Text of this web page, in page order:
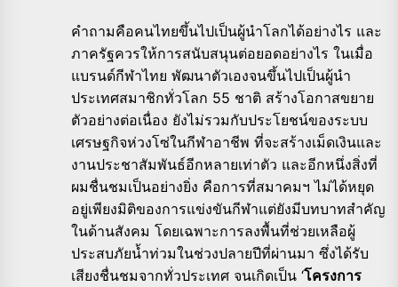
คำถามคือคนไทยขึ้นไปเป็นผู้นำโลกได้อย่างไร และ
ภาครัฐควรให้การสนับสนุนต่อยอดอย่างไร ในเมื่อ
แบรนด์กีฬาไทย พัฒนาตัวเองจนขึ้นไปเป็นผู้นำ
ประเทศสมาชิกทั่วโลก 55 ชาติ สร้างโอกาสขยาย
ตัวอย่างต่อเนื่อง ยังไม่รวมกับประโยชน์ของระบบ
เศรษฐกิจห่วงโซ่ในกีฬาอาชีพ ที่จะสร้างเม็ดเงินและ
งานประชาสัมพันธ์อีกหลายเท่าตัว และอีกหนึ่งสิ่งที่
ผมชื่นชมเป็นอย่างยิ่ง คือการที่สมาคมฯ ไม่ได้หยุด
อยู่เพียงมิติของการแข่งขันกีฬาแต่ยังมีบทบาทสำคัญ
ในด้านสังคม โดยเฉพาะการลงพื้นที่ช่วยเหลือผู้
ประสบภัยน้ำท่วมในช่วงปลายปีที่ผ่านมา ซึ่งได้รับ
เสียงชื่นชมจากทั่วประเทศ จนเกิดเป็น ‘โครงการ